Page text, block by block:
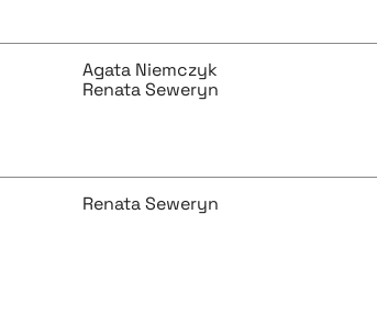
Agata Niemczyk
Renata Seweryn
Renata Seweryn